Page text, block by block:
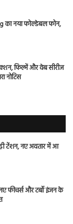
का नया फोल्डेबल फोन,
फिल्में और वेब सीरीज
नोटिस
टेंशन, नए अवतार में आ
फीचर्स और टर्बो इंजन के